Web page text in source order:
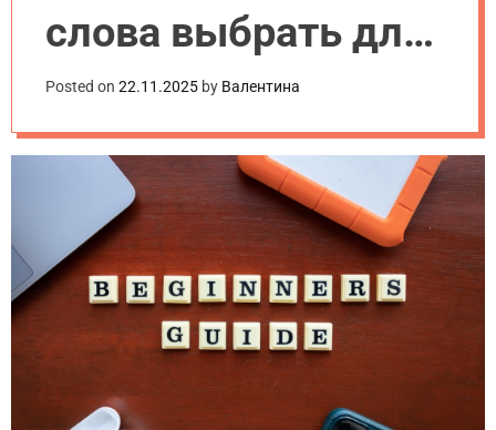
слова выбрать для
продвижения сайта
в 2025
Posted on 22.11.2025 by Валентина